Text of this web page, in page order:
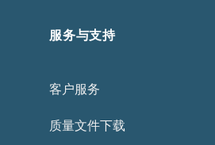
服务与支持
客户服务
质量文件下载